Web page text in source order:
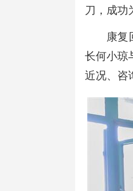
刀，成功
康复
长何小琼
近况、咨